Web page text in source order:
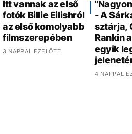
Itt vannak az első
fotók Billie Eilishról
az első komolyabb
filmszerepében
3 NAPPAL EZELŐTT
- A
sztárja,
Rankin
egyik
4 NAPPAL